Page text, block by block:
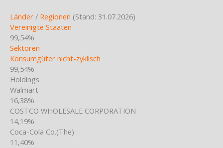
Länder / Regionen (Stand: 31.07.2026)
Vereinigte Staaten
99,54%
Sektoren
Konsumgüter nicht-zyklisch
99,54%
Holdings
Walmart
16,38%
COSTCO WHOLESALE CORPORATION
14,19%
Coca-Cola Co.(The)
11,40%